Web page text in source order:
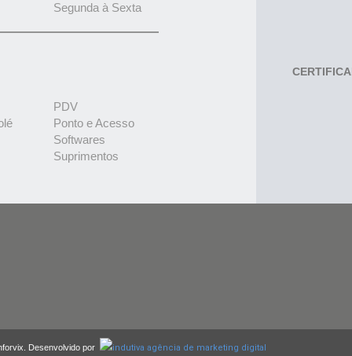
Segunda à Sexta
PDV
Ponto e Acesso
Softwares
Suprimentos
Desenvolvido por